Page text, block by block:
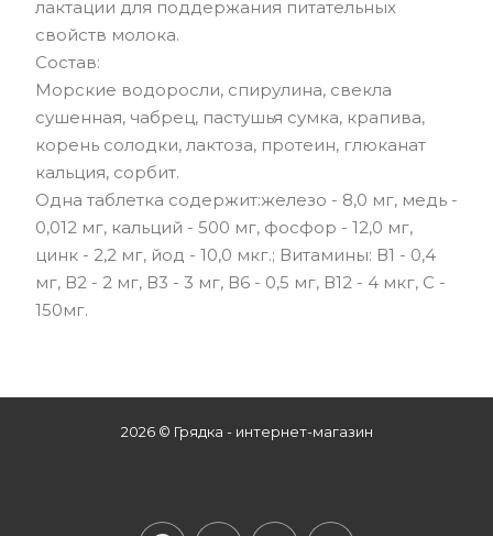
лактации для поддержания питательных
свойств молока.
Состав:
Морские водоросли, спирулина, свекла
сушенная, чабрец, пастушья сумка, крапива,
корень солодки, лактоза, протеин, глюканат
кальция, сорбит.
Одна таблетка содержит:железо - 8,0 мг, медь -
0,012 мг, кальций - 500 мг, фосфор - 12,0 мг,
цинк - 2,2 мг, йод - 10,0 мкг.; Витамины: В1 - 0,4
мг, В2 - 2 мг, В3 - 3 мг, В6 - 0,5 мг, В12 - 4 мкг, С -
150мг.
2026 © Грядка - интернет-магазин